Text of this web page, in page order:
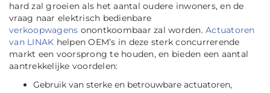
hard zal groeien als het aantal oudere inwoners, en de
vraag naar elektrisch bedienbare
verkoopwagens onontkoombaar zal worden. Actuatoren
van LINAK helpen OEM’s in deze sterk concurrerende
markt een voorsprong te houden, en bieden een aantal
aantrekkelijke voordelen:
Gebruik van sterke en betrouwbare actuatoren,